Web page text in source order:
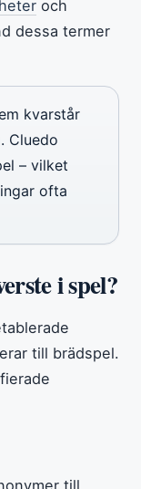
och
dessa termer
kvarstår
Cluedo
– vilket
ofta
i spel?
till brädspel.
till